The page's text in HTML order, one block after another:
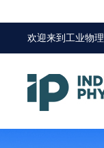
欢迎来到 工业物理